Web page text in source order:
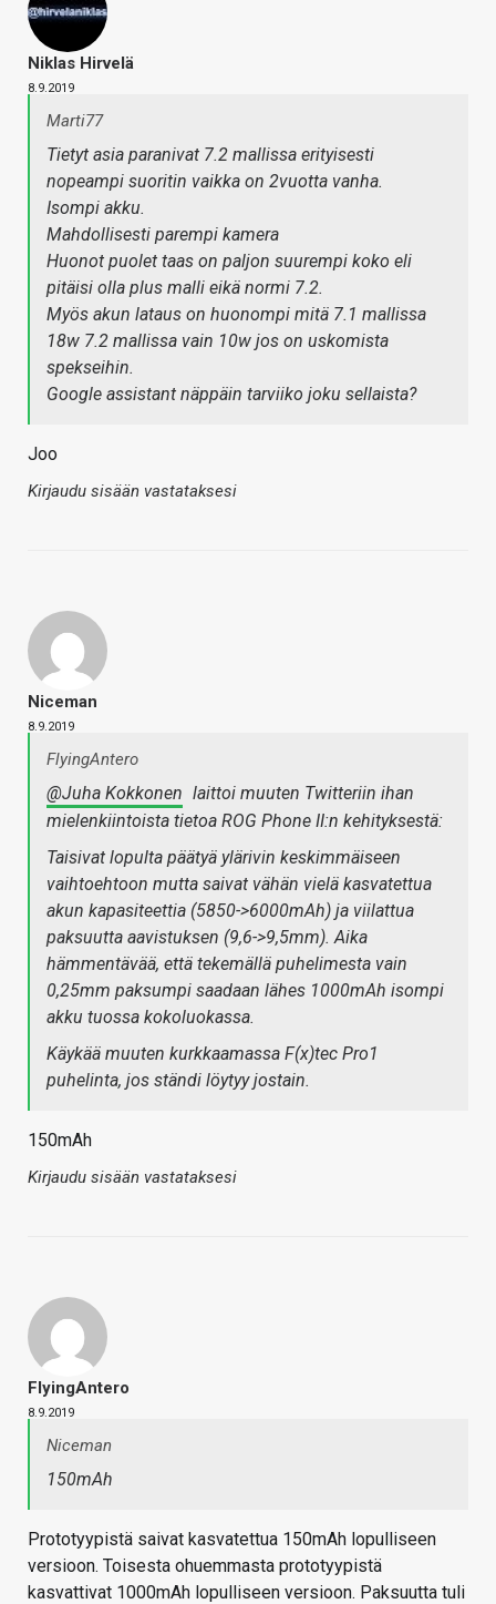
Niklas Hirvelä
8.9.2019
Marti77
Tietyt asia paranivat 7.2 mallissa erityisesti
nopeampi suoritin vaikka on 2vuotta vanha.
Isompi akku.
Mahdollisesti parempi kamera
Huonot puolet taas on paljon suurempi koko eli
pitäisi olla plus malli eikä normi 7.2.
Myös akun lataus on huonompi mitä 7.1 mallissa
18w 7.2 mallissa vain 10w jos on uskomista
spekseihin.
Google assistant näppäin tarviiko joku sellaista?
Joo
Kirjaudu sisään vastataksesi
Niceman
8.9.2019
FlyingAntero
@Juha Kokkonen laittoi muuten Twitteriin ihan
mielenkiintoista tietoa ROG Phone II:n kehityksestä:
Taisivat lopulta päätyä ylärivin keskimmäiseen
vaihtoehtoon mutta saivat vähän vielä kasvatettua
akun kapasiteettia (5850->6000mAh) ja viilattua
paksuutta aavistuksen (9,6->9,5mm). Aika
hämmentävää, että tekemällä puhelimesta vain
0,25mm paksumpi saadaan lähes 1000mAh isompi
akku tuossa kokoluokassa.
Käykää muuten kurkkaamassa F(x)tec Pro1
puhelinta, jos ständi löytyy jostain.
150mAh
Kirjaudu sisään vastataksesi
FlyingAntero
8.9.2019
Niceman
150mAh
Prototyypistä saivat kasvatettua 150mAh lopulliseen
versioon. Toisesta ohuemmasta prototyypistä
kasvattivat 1000mAh lopulliseen versioon. Paksuutta tuli